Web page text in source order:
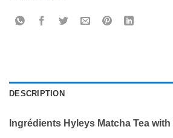
DESCRIPTION
Ingrédients Hyleys Matcha Tea